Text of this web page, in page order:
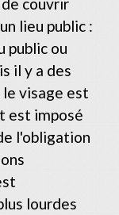
lieu public :
public ou
il y a des
visage est
est imposé
l'obligation
lourdes